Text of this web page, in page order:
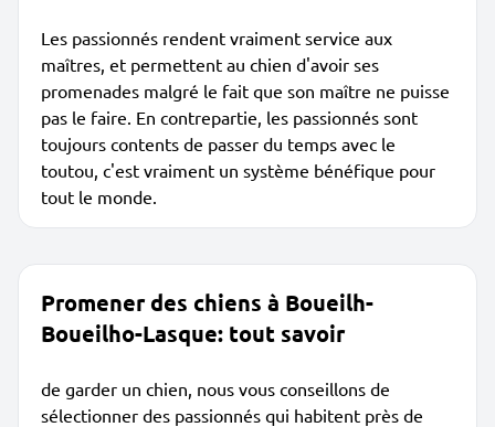
Les passionnés rendent vraiment service aux
maîtres, et permettent au chien d'avoir ses
promenades malgré le fait que son maître ne puisse
pas le faire. En contrepartie, les passionnés sont
toujours contents de passer du temps avec le
toutou, c'est vraiment un système bénéfique pour
tout le monde.
Promener des chiens à Boueilh-
Boueilho-Lasque: tout savoir
de garder un chien, nous vous conseillons de
sélectionner des passionnés qui habitent près de